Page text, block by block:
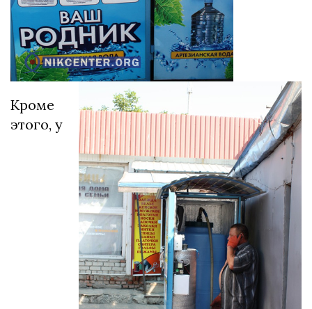
Кроме
этого, у